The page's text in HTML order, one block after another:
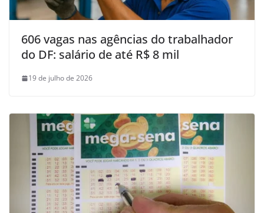
606 vagas nas agências do trabalhador
do DF: salário de até R$ 8 mil
19 de julho de 2026